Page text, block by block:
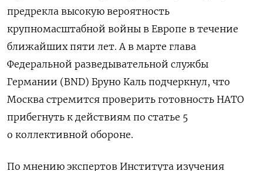
предрекла высокую вероятность
крупномасштабной войны в Европе в течение
ближайших пяти лет. А в марте глава
Федеральной разведывательной службы
Германии (BND) Бруно Каль подчеркнул, что
Москва стремится проверить готовность НАТО
прибегнуть к действиям по статье 5
о коллективной обороне.
По мнению экспертов Института изучения